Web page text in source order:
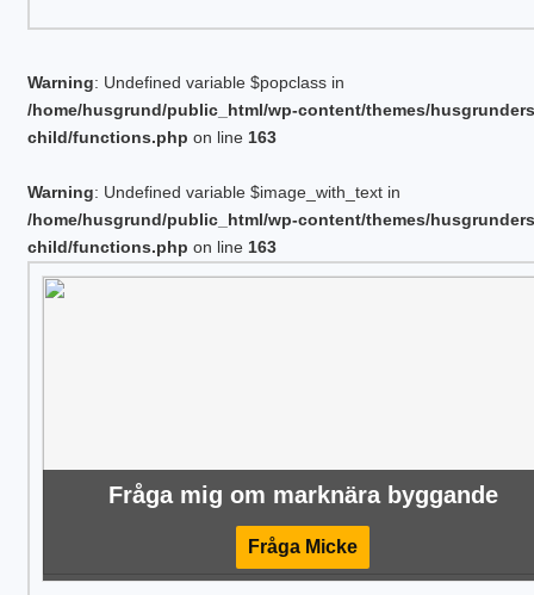
Warning: Undefined variable $popclass in
/home/husgrund/public_html/wp-content/themes/
child/functions.php on line 163
Warning: Undefined variable $image_with_text in
/home/husgrund/public_html/wp-content/themes/
child/functions.php on line 163
Fråga mig om marknära byggande
Fråga Micke